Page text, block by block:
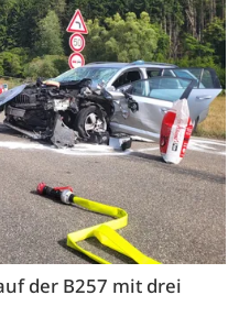
der B257 mit drei